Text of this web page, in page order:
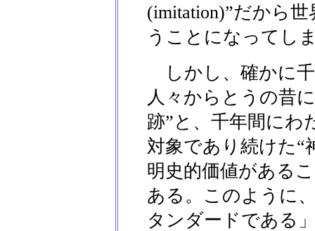
(imitation)”だから
うことになってし
しかし、確かに
人々からとうの昔
跡”と、千年間にわ
対象であり続けた“
明史的価値がある
ある。このように
タンダードである